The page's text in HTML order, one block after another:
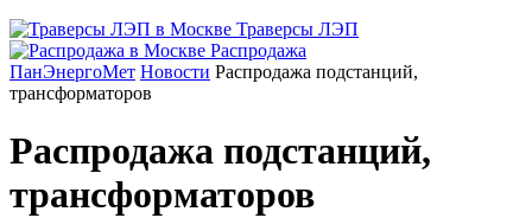
Траверсы ЛЭП
Распродажа
ПанЭнергоМет Новости Распродажа подстанций,
трансформаторов
Распродажа подстанций,
трансформаторов